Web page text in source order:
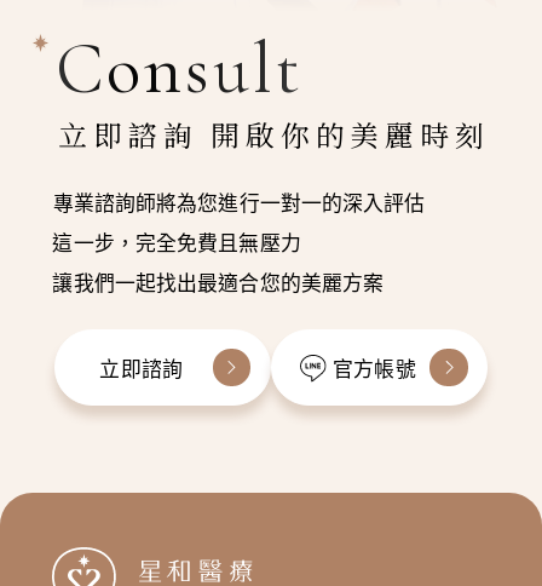
Consult
立即諮詢 開啟你的美麗時刻
專業諮詢師將為您進行一對一的深入評估
這一步，完全免費且無壓力
讓我們一起找出最適合您的美麗方案
立即諮詢 官方帳號